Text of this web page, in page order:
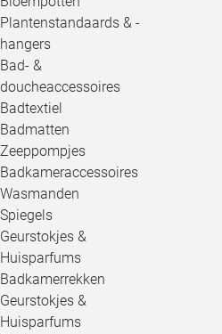
Plantenstandaards & -
hangers
Bad- &
doucheaccessoires
Badtextiel
Badmatten
Zeeppompjes
Badkameraccessoires
Wasmanden
Spiegels
Geurstokjes &
Huisparfums
Badkamerrekken
Geurstokjes &
Huisparfums